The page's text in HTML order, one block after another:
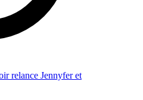
relance Jennyfer et